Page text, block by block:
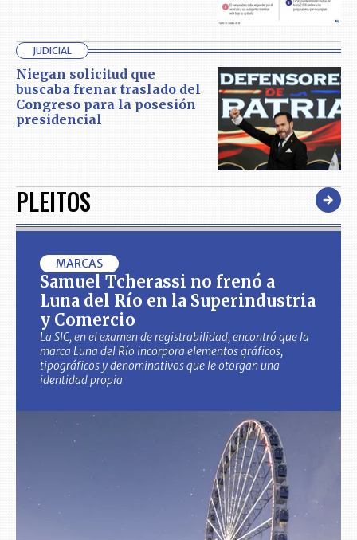
JUDICIAL
Niegan solicitud que
buscaba frenar traslado del
Congreso para la posesión
presidencial
PLEITOS
MARCAS
Samuel Tcherassi no frenó a
Luna del Río en la Superindustria
y Comercio
La SIC, en el examen de registrabilidad, encontró que la
marca Luna del Río incorpora elementos gráficos,
tipográficos y denominativos que le otorgan una
identidad propia